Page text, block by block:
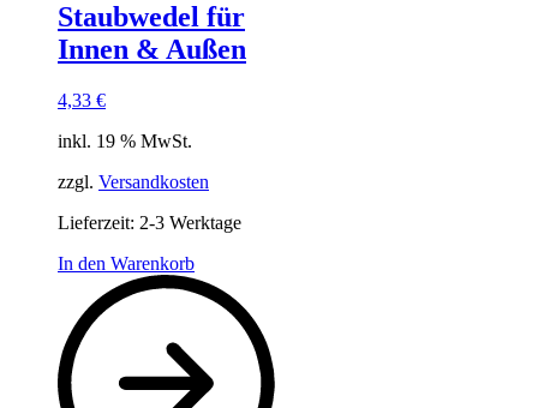
Staubwedel für
Innen & Außen
4,33 €
inkl. 19 % MwSt.
zzgl. Versandkosten
Lieferzeit: 2-3 Werktage
In den Warenkorb